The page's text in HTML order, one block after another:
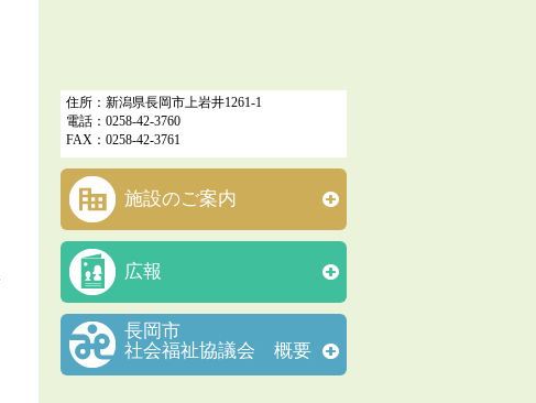
住所：新潟県長岡市上岩井1261-1
電話：0258-42-3760
FAX：0258-42-3761
施設のご案内
広報
長岡市
社会福祉協議会 概要